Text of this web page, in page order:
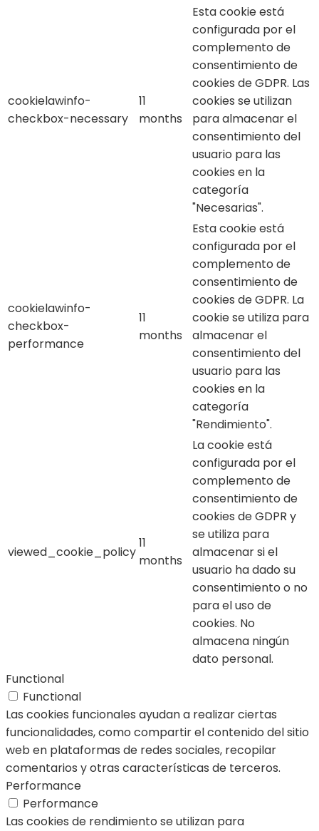
cookielawinfo-
checkbox-necessary
11
months
Esta cookie está
configurada por el
complemento de
consentimiento de
cookies de GDPR. Las
cookies se utilizan
para almacenar el
consentimiento del
usuario para las
cookies en la
categoría
"Necesarias".
cookielawinfo-
checkbox-
performance
11
months
Esta cookie está
configurada por el
complemento de
consentimiento de
cookies de GDPR. La
cookie se utiliza para
almacenar el
consentimiento del
usuario para las
cookies en la
categoría
"Rendimiento".
viewed_cookie_policy
11
months
La cookie está
configurada por el
complemento de
consentimiento de
cookies de GDPR y
se utiliza para
almacenar si el
usuario ha dado su
consentimiento o no
para el uso de
cookies. No
almacena ningún
dato personal.
Functional
Functional
Las cookies funcionales ayudan a realizar ciertas
funcionalidades, como compartir el contenido del sitio
web en plataformas de redes sociales, recopilar
comentarios y otras características de terceros.
Performance
Performance
Las cookies de rendimiento se utilizan para